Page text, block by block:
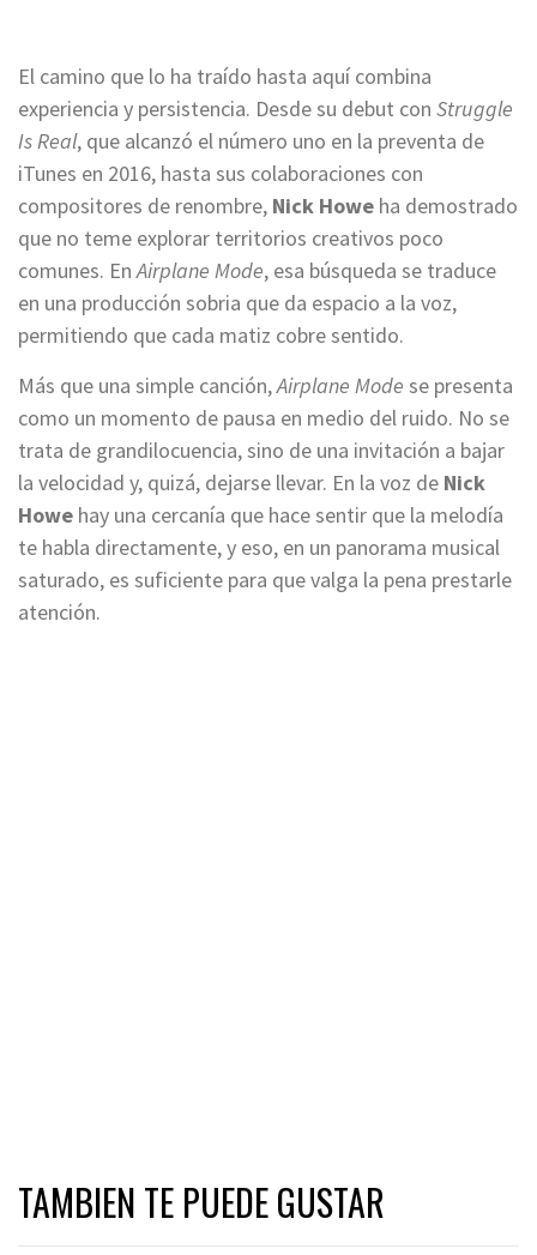
El camino que lo ha traído hasta aquí combina
experiencia y persistencia. Desde su debut con Struggle
Is Real, que alcanzó el número uno en la preventa de
iTunes en 2016, hasta sus colaboraciones con
compositores de renombre, Nick Howe ha demostrado
que no teme explorar territorios creativos poco
comunes. En Airplane Mode, esa búsqueda se traduce
en una producción sobria que da espacio a la voz,
permitiendo que cada matiz cobre sentido.
Más que una simple canción,Airplane Mode se presenta
como un momento de pausa en medio del ruido. No se
trata de grandilocuencia, sino de una invitación a bajar
la velocidad y, quizá, dejarse llevar. En la voz de Nick
Howe hay una cercanía que hace sentir que la melodía
te habla directamente, y eso, en un panorama musical
saturado, es suficiente para que valga la pena prestarle
atención.
TAMBIEN TE PUEDE GUSTAR